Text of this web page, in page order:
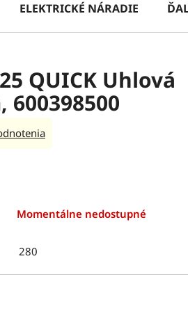
ELEKTRICKÉ NÁRADIE
QUICK Uhlová
Momentálne nedostupné
280